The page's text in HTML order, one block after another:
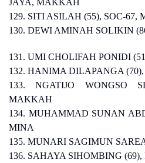
129. SITI ASILAH (55), SOC-67,
130. DEWI AMINAH SOLIKIN
131. UMI CHOLIFAH PONIDI
132. HANIMA DILAPANGA
133. NGATIJO WONGSO
MAKKAH
134. MUHAMMAD SUNAN
MINA
135. MUNARI SAGIMUN
136. SAHAYA SIHOMBING